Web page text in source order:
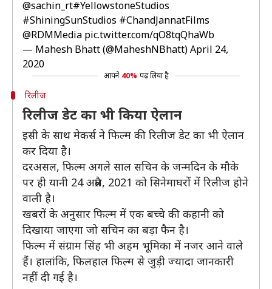
@sachin_rt#YellowstoneStudios
#ShiningSunStudios #ChandJannatFilms
@RDMMedia pic.twitter.com/qO8tqQhaWb
— Mahesh Bhatt (@MaheshNBhatt)April 24,
2020
आपने 40% पढ़ लिया है
रिलीज
रिलीज डेट का भी किया ऐलान
इसी के साथ मेकर्स ने फिल्म की रिलीज डेट का भी ऐलान
कर दिया है।
दरअसल, फिल्म अगले साल सचिन के जन्मदिन के मौके
पर ही यानी 24 अप्रैल, 2021 को सिनेमाघरों में रिलीज होने
वाली है।
खबरों के अनुसार फिल्म में एक बच्चे की कहानी को
दिखाया जाएगा जो सचिन का बड़ा फैन है।
फिल्म में संग्राम सिंह भी अहम भूमिका में नजर आने वाले
हैं। हालांकि, फिलहाल फिल्म से जुड़ी ज्यादा जानकारी
नहीं दी गई है।